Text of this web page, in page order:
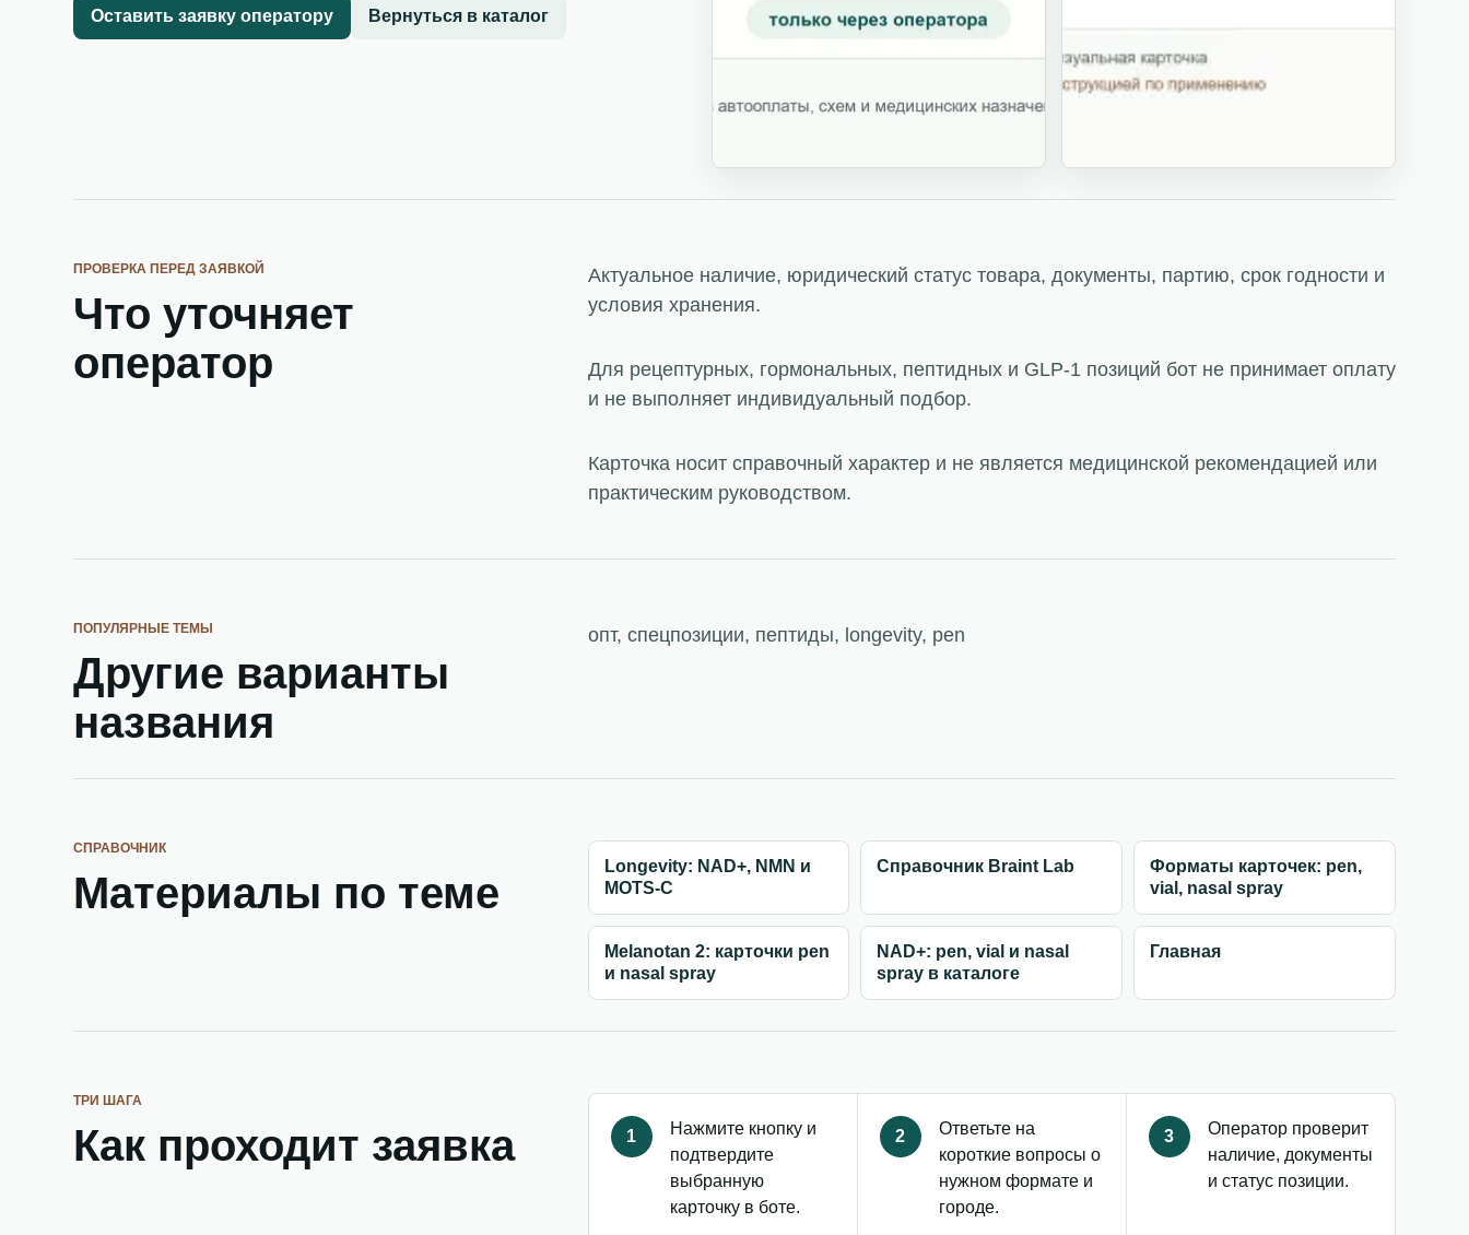
Оставить заявку оператору Вернуться в каталог
ПРОВЕРКА ПЕРЕД ЗАЯВКОЙ
Что уточняет
оператор
Актуальное наличие, юридический статус товара, документы, партию, срок годности и
условия хранения.
Для рецептурных, гормональных, пептидных и GLP-1 позиций бот не принимает оплату
и не выполняет индивидуальный подбор.
Карточка носит справочный характер и не является медицинской рекомендацией или
практическим руководством.
ПОПУЛЯРНЫЕ ТЕМЫ
Другие варианты
названия
опт, спецпозиции, пептиды, longevity, pen
СПРАВОЧНИК
Материалы по теме
Longevity: NAD+, NMN и
MOTS-C
Справочник Braint Lab
Форматы карточек: pen,
vial, nasal spray
Melanotan 2: карточки pen
и nasal spray
NAD+: pen, vial и nasal
spray в каталоге
Главная
ТРИ ШАГА
Как проходит заявка 1
Нажмите кнопку и
подтвердите
выбранную
карточку в боте.
2
Ответьте на
короткие вопросы о
нужном формате и
городе.
3
Оператор проверит
наличие, документы
и статус позиции.